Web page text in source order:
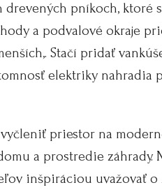
drevených pníkoch, ktoré
a podvalové okraje
Stačí pridať
elektriky nahradia
priestor na
a prostredie záhrady.
inšpiráciou uvažovať o